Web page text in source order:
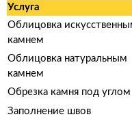
Услуга
Облицовка
камнем
Облицовка натуральным
камнем
Обрезка камня под углом
Заполнение швов